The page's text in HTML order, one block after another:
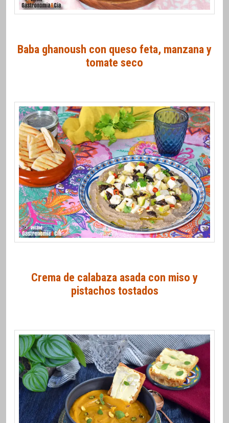
Baba ghanoush con queso feta, manzana y
tomate seco
Crema de calabaza asada con miso y
pistachos tostados